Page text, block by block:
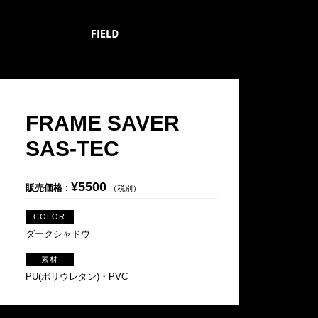
FRAME SAVER
SAS-TEC
販売価格 : ¥5500 （税別）
COLOR
ダークシャドウ
素材
PU(ポリウレタン)・PVC